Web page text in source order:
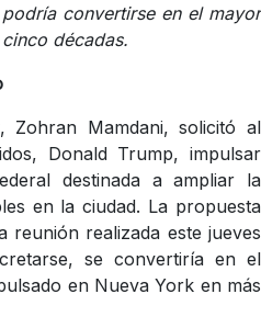
convertirse en el mayor
décadas.
Zohran Mamdani, solicitó al
Donald Trump, impulsar
destinada a ampliar la
en la ciudad. La propuesta
reunión realizada este jueves
se convertiría en el
en Nueva York en más